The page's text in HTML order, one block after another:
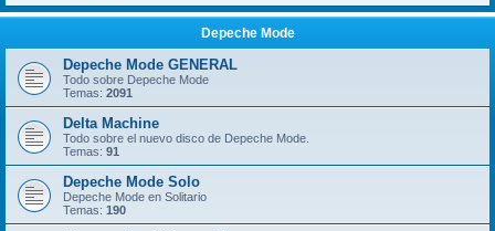
Depeche Mode
Depeche Mode GENERAL
Todo sobre Depeche Mode
Temas: 2091
Delta Machine
Todo sobre el nuevo disco de Depeche Mode.
Temas: 91
Depeche Mode Solo
Depeche Mode en Solitario
Temas: 190